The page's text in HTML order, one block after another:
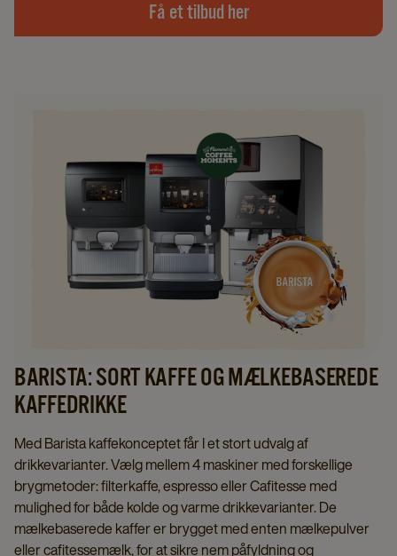
Få et tilbud her
BARISTA: SORT KAFFE OG MÆLKEBASEREDE
KAFFEDRIKKE
Med Barista kaffekonceptet får I et stort udvalg af
drikkevarianter. Vælg mellem 4 maskiner med forskellige
brygmetoder: filterkaffe, espresso eller Cafitesse med
mulighed for både kolde og varme drikkevarianter. De
mælkebaserede kaffer er brygget med enten mælkepulver
eller cafitessemælk, for at sikre nem påfyldning og